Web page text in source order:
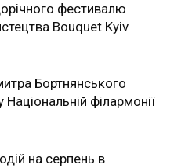
фестивалю
Bouquet Kyiv
Бортнянського
Національній філармонії
на серпень в